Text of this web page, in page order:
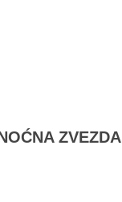
ZVEZDA